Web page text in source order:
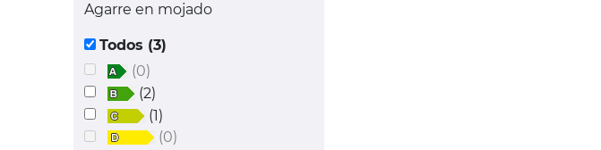
Agarre en mojado
Todos (3)
(0)
(2)
(1)
(0)